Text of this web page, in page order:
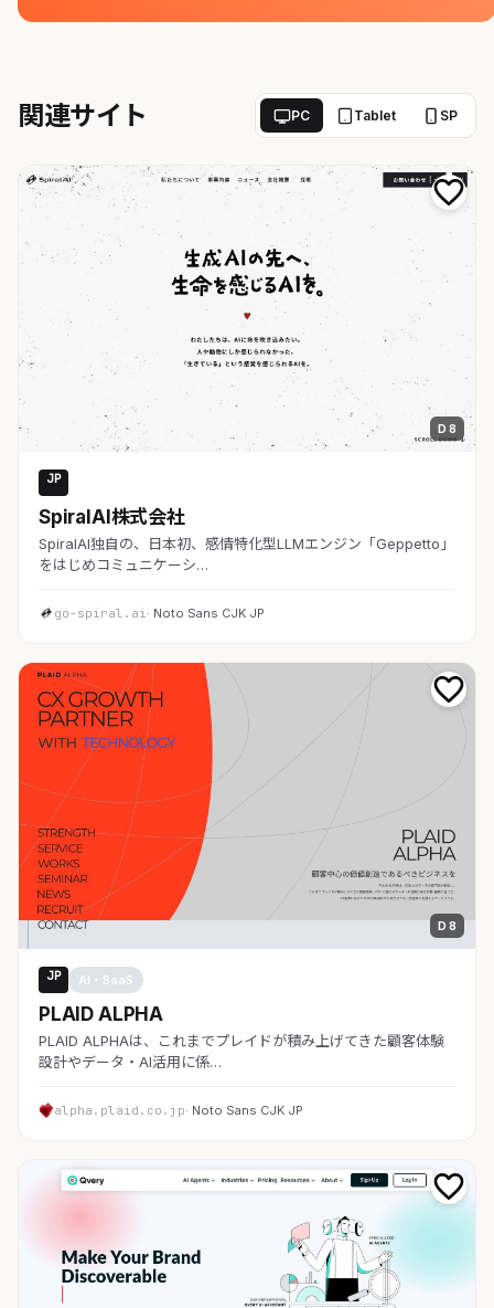
関連サイト PC Tablet SP
D 8
JP
SpiralAI株式会社
SpiralAI独自の、日本初、感情特化型LLMエンジン「Geppetto」
をはじめコミュニケーシ…
go-spiral.ai· Noto Sans CJK JP
D 8
JP AI・SaaS
PLAID ALPHA
PLAID ALPHAは、これまでプレイドが積み上げてきた顧客体験
設計やデータ・AI活用に係…
alpha.plaid.co.jp· Noto Sans CJK JP